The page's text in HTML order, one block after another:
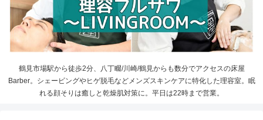
鶴見市場駅から徒歩2分、八丁畷/川崎/鶴見からも数分でアクセスの床屋
Barber。シェービングやヒゲ脱毛などメンズスキンケアに特化した理容室。眠
れる顔そりは癒しと乾燥肌対策に。平日は22時まで営業。